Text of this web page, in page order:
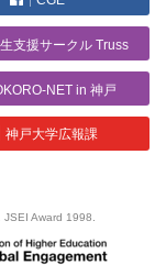
支援サークル Truss
NET in 神戸
神戸大学広報課
Award 1998.